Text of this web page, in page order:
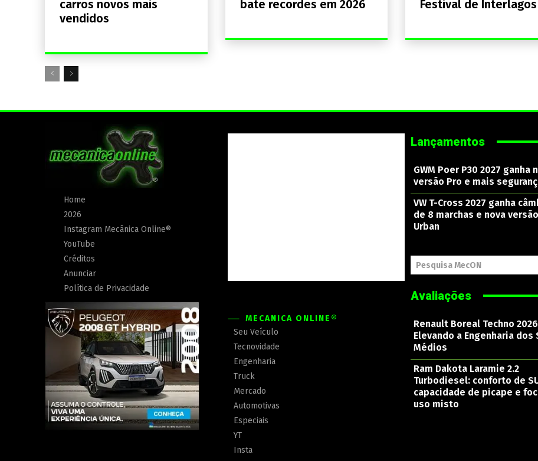
carros novos mais
vendidos
bate recordes em 2026
Festival de Interlagos
Home
2026
Instagram Mecânica Online®
YouTube
Créditos
Anunciar
Política de Privacidade
MECÂNICA ONLINE®
Seu Veículo
Tecnovidade
Engenharia
Truck
Mercado
Automotivas
Especiais
YT
Insta
Lançamentos
GWM Poer P30 2027 ganha
versão Pro e mais
VW T-Cross 2027 ganha
de 8 marchas e nova versão
Urban
Pesquisa MecON
Avaliações
Renault Boreal Techno
Elevando a Engenharia dos
Médios
Ram Dakota Laramie 2.2
Turbodiesel: conforto de
capacidade de picape e
uso misto